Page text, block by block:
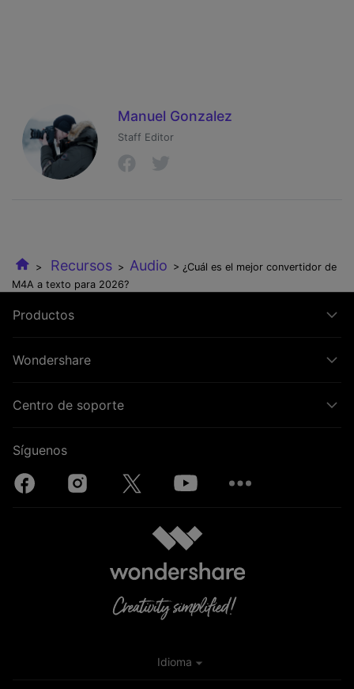
Manuel Gonzalez
Staff Editor
> Recursos > Audio > ¿Cuál es el mejor convertidor de
M4A a texto para 2026?
Productos
Wondershare
Centro de soporte
Síguenos
Idioma